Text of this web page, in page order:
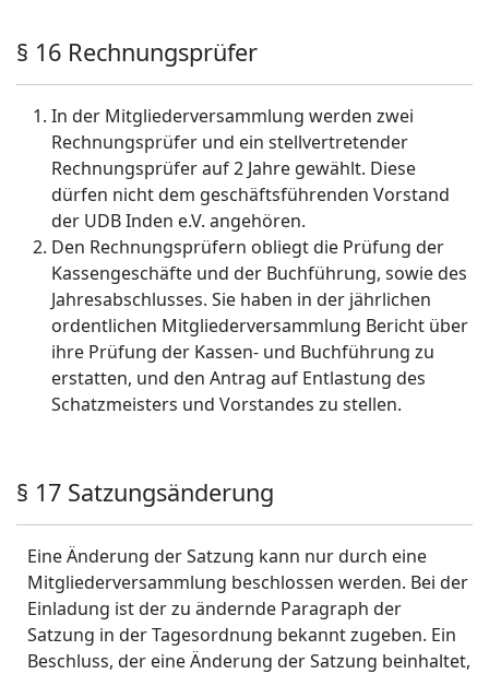
§ 16 Rechnungsprüfer
In der Mitgliederversammlung werden zwei
Rechnungsprüfer und ein stellvertretender
Rechnungsprüfer auf 2 Jahre gewählt. Diese
dürfen nicht dem geschäftsführenden Vorstand
der UDB Inden e.V. angehören.
Den Rechnungsprüfern obliegt die Prüfung der
Kassengeschäfte und der Buchführung, sowie des
Jahresabschlusses. Sie haben in der jährlichen
ordentlichen Mitgliederversammlung Bericht über
ihre Prüfung der Kassen- und Buchführung zu
erstatten, und den Antrag auf Entlastung des
Schatzmeisters und Vorstandes zu stellen.
§ 17 Satzungsänderung
Eine Änderung der Satzung kann nur durch eine
Mitgliederversammlung beschlossen werden. Bei der
Einladung ist der zu ändernde Paragraph der
Satzung in der Tagesordnung bekannt zugeben. Ein
Beschluss, der eine Änderung der Satzung beinhaltet,